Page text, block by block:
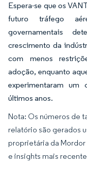
Espera-se que os
futuro tráfego
governamentais
crescimento da
com menos
adoção, enquanto
experimentaram um
últimos anos.
Nota: Os números de
relatório são gerados
proprietária da
e insights mais